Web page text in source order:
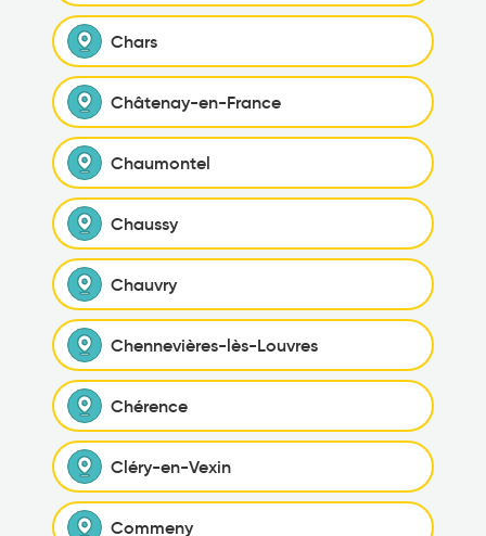
Chars
Châtenay-en-France
Chaumontel
Chaussy
Chauvry
Chennevières-lès-Louvres
Chérence
Cléry-en-Vexin
Commeny